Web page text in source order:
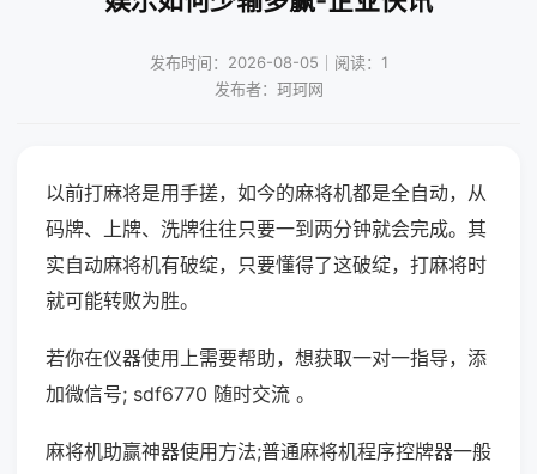
发布时间：2026-08-05｜阅读：1
发布者：珂珂网
以前打麻将是用手搓，如今的麻将机都是全自动，从
码牌、上牌、洗牌往往只要一到两分钟就会完成。其
实自动麻将机有破绽，只要懂得了这破绽，打麻将时
就可能转败为胜。
若你在仪器使用上需要帮助，想获取一对一指导，添
加微信号; sdf6770 随时交流 。
麻将机助赢神器使用方法;普通麻将机程序控牌器一般